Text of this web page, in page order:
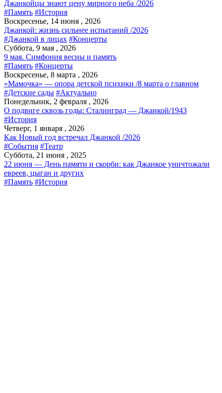
Джанкойцы знают цену мирного неба /2026
#Память #История
Воскресенье, 14 июня , 2026
Джанкой: жизнь сильнее испытаний /2026
#Джанкой в лицах #Концерты
Суббота, 9 мая , 2026
9 мая. Симфония весны и память
#Память #Концерты
Воскресенье, 8 марта , 2026
«Мамочка» — опора детской психики /8 марта о главном
#Детские сады #Актуально
Понедельник, 2 февраля , 2026
О подвиге сквозь годы: Сталинград — Джанкой/1943
#История
Четверг, 1 января , 2026
Как Новый год встречал Джанкой /2026
#События #Театр
Суббота, 21 июня , 2025
22 июня — День памяти и скорби: как Джанкое уничтожали
евреев, цыган и других
#Память #История